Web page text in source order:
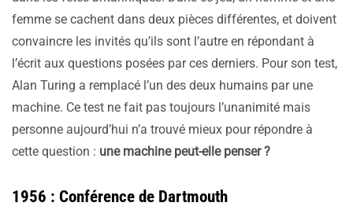
femme se cachent dans deux pièces différentes, et doivent
convaincre les invités qu’ils sont l’autre en répondant à
l’écrit aux questions posées par ces derniers. Pour son test,
Alan Turing a remplacé l’un des deux humains par une
machine. Ce test ne fait pas toujours l’unanimité mais
personne aujourd’hui n’a trouvé mieux pour répondre à
cette question : une machine peut-elle penser ?
1956 : Conférence de Dartmouth